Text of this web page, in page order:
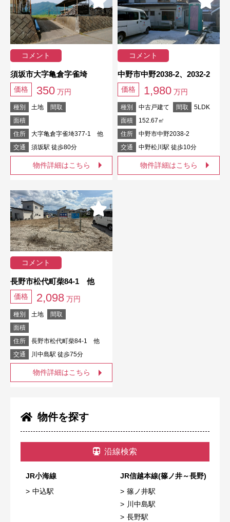
物件を探す
沿線検索
JR小海線
中込駅
JR信越本線(篠ノ井～長野)
篠ノ井駅
川中島駅
長野駅
コメント
須坂市大字亀倉字雀埼
価格 350 万円
種別 土地
間取
面積
住所
大字亀倉字雀埼377-1 他
交通
須坂駅 徒歩80分
物件詳細はこちら
コメント
中野市中野2038-2、2032-2
価格 1,980 万円
種別 中古戸建て 間取
5LDK
面積
152.67㎡
住所
中野市中野2038-2
交通
中野松川駅 徒歩10分
物件詳細はこちら
コメント
長野市松代町柴84-1 他
価格 2,098 万円
種別 土地
間取
面積
住所
長野市松代町柴84-1 他
交通
川中島駅 徒歩75分
物件詳細はこちら